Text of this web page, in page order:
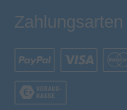
Zahlungsarten